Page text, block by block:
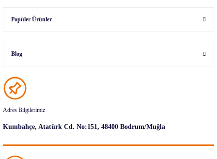
Popüler Ürünler
Blog
Adres Bilgilerimiz
Kumbahçe, Atatürk Cd. No:151, 48400 Bodrum/Muğla